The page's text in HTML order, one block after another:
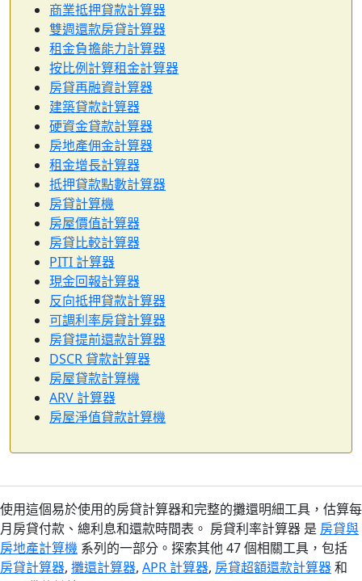
商業抵押貸款計算器
雙週還款房貸計算器
租金負擔能力計算器
按比例計算租金計算器
房貸再融資計算器
建築貸款計算器
硬資金貸款計算器
房地產佣金計算器
租金增長計算器
抵押貸款點數計算器
房貸計算機
房屋價值計算器
房貸比較計算器
PITI 計算器
現金回報計算器
反向抵押貸款計算器
可調利率房貸計算器
房貸提前還款計算器
DSCR 貸款計算器
房屋貸款計算機
ARV 計算器
房屋淨值貸款計算機
使用這個易於使用的房貸計算器和完整的攤還明細工具，估算每
月房貸付款、總利息和還款時間表。 房貸利率計算器 是 房貸與
房地產計算機 系列的一部分。探索其他 47 個相關工具，包括
房貸計算器, 攤還計算器, APR 計算器, 房貸超額還款計算器和